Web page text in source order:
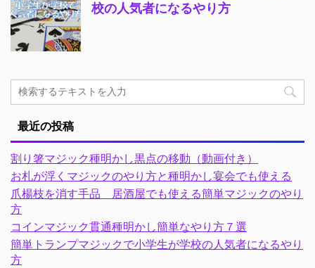
校の人気者になるやり方
最近の投稿
割り箸マジック種明かし黒点の移動（動画付き）
お札が浮くマジックのやり方と種明かし宴会でも使える
爪楊枝を消す手品 居酒屋でも使える簡単マジックのやり
方
コインマジック貫通種明かし簡単なやり方７選
簡単トランプマジックで小学生が学校の人気者になるやり
方